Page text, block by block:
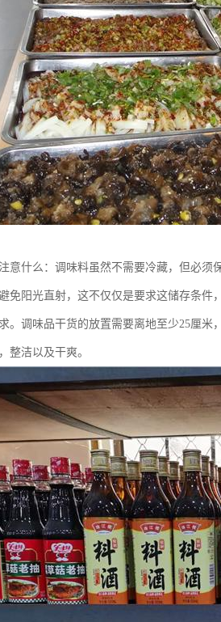
意什么：调味料虽然不需要冷藏，但必须
免阳光直射，这不仅仅是要求这储存条
。调味品干货的放置需要离地至少25厘
整洁以及干爽。